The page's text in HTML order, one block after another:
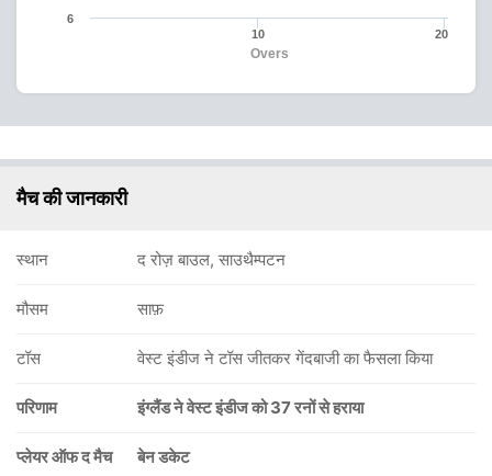
Overs
10 20
6
मैच की जानकारी
स्थान द रोज़ बाउल, साउथैम्पटन
मौसम साफ़
टॉस वेस्ट इंडीज ने टॉस जीतकर गेंदबाजी का फैसला किया
परिणाम इंग्लैंड ने वेस्ट इंडीज को 37 रनों से हराया
प्लेयर ऑफ द मैच बेन डकेट